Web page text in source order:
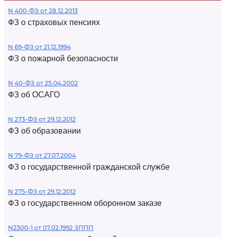
N 400-ФЗ от 28.12.2013
ФЗ о страховых пенсиях
N 69-ФЗ от 21.12.1994
ФЗ о пожарной безопасности
N 40-ФЗ от 25.04.2002
ФЗ об ОСАГО
N 273-ФЗ от 29.12.2012
ФЗ об образовании
N 79-ФЗ от 27.07.2004
ФЗ о государственной гражданской службе
N 275-ФЗ от 29.12.2012
ФЗ о государственном оборонном заказе
N2300-1 от 07.02.1992 ЗППП